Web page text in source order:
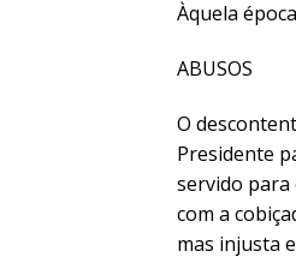
Àquela
ABUSOS
O
Presidente
servido
com a
mas injusta